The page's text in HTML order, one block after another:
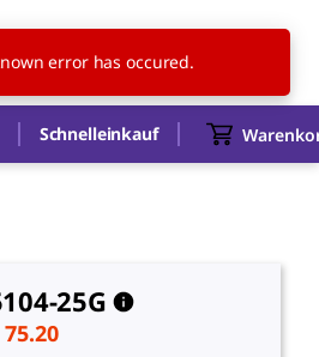
CH DE
Schnelleinkauf
25G
75.20
error has occured.